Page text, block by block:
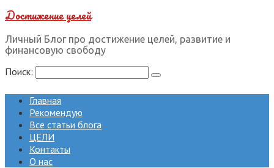
Достижение целей
Личный Блог про достижение целей, развитие и
финансовую свободу
Поиск:
Главная
Рекомендую
Все статьи блога
ЦЕЛИ
Контакты
О нас